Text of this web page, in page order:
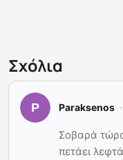
Σχόλια
Paraksenos
Σοβαρά
πετάει